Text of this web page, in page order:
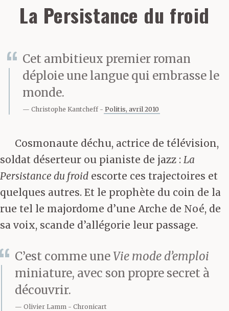
La Persistance du froid
Cet ambitieux premier roman
déploie une langue qui embrasse le
monde.
Christophe Kantcheff Politis, avril 2010
Cosmonaute déchu, actrice de télévision,
soldat déserteur ou pianiste de jazz : La
Persistance du froid escorte ces trajectoires et
quelques autres. Et le prophète du coin de la
rue tel le majordome d’une Arche de Noé, de
sa voix, scande d’allégorie leur passage.
C’est comme uneVie mode d’emploi
miniature, avec son propre secret à
découvrir.
Olivier Lamm Chronicart